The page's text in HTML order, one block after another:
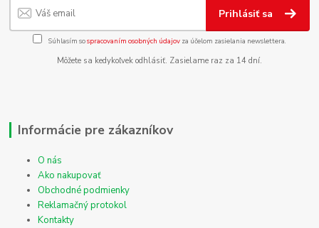
Prihlásiť sa
Súhlasím sospracovaním osobných údajov za účelom zasielania newslettera.
Môžete sa kedykoľvek odhlásiť. Zasielame raz za 14 dní.
Informácie pre zákazníkov
O nás
Ako nakupovať
Obchodné podmienky
Reklamačný protokol
Kontakty